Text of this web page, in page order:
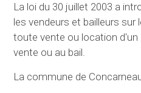
La loi du 30 juillet 2003 a
les vendeurs et bailleurs
toute vente ou location d'un
vente ou au bail.
La commune de